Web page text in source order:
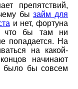
препятствий,
бызайм для
и нет, фортуна
что бы там ни
попадается. На
на какой-
начинают
было бы совсем